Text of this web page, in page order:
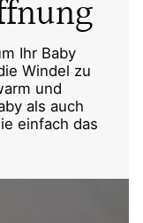
Ihr Baby
Windel zu
und
als auch
einfach das